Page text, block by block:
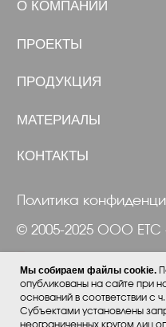
Мы собираем файлы cookie.
опубликованы на сайте при
оснований в соответствии с
Субъектами установлены
неограниченных кругом лиц